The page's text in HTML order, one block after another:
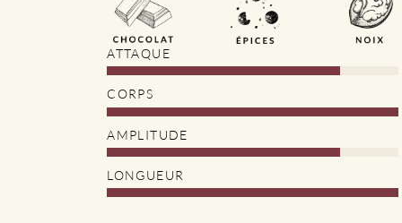
ATTAQUE
CORPS
AMPLITUDE
LONGUEUR